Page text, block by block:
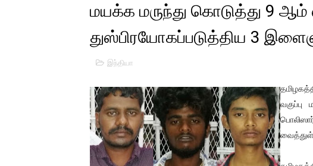
ஏர்போர்ட்டில் உதைத்த நபர் யார், என்ன
சீனா இலங்கையிடம் 8 மில்லியன் அமெரிக்க
பாலச்சந்திரன் மற்றும் தன்னிடம் படித்த
பிரிட்டனால் கடத்தப்படும் நிலையில்
வர்ராரு...வர்ராரு... அண்ணாத்த :
மயக்க மருந்து கொடுத்து 9 ஆம்
துஸ்பிரயோகப்படுத்திய 3
இந்தியா